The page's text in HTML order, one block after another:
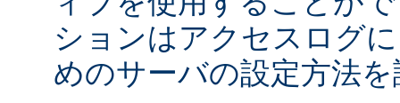
ションはアクセスログ
めのサーバの設定方法